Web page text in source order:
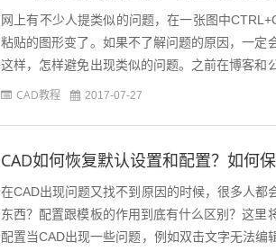
网上有不少人提类似的问题，在一张图中
粘贴的图形变了。如果不了解问题的原因，一定
这样，怎样避免出现类似的问题。之前在博客和
一下，今天通过一些样例来详细讲解一下。CAD中
CAD教程 2017-07-27
CAD如何恢复默认设置和配置？如何
在CAD出现问题又找不到原因的时候，很多人
东西？配置跟模板的作用到底有什么区别？这里
配置当CAD出现一些问题，例如双击文字无法编